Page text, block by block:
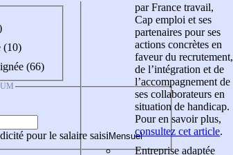
(10)
(66)
pour le salaire saisi
par France travail,
Cap emploi et ses
partenaires pour ses
actions concrètes en
faveur du recrutement,
de l’intégration et de
l’accompagnement de
ses collaborateurs en
situation de handicap.
Pour en savoir plus,
consultez cet article.
Entreprise adaptée